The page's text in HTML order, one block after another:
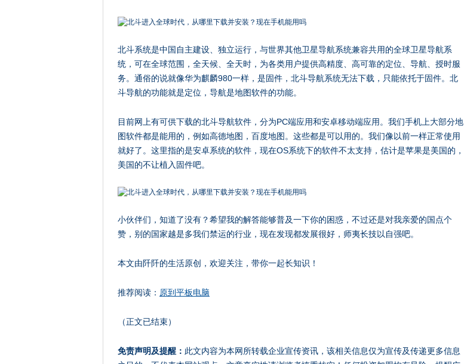
北斗系统是中国自主建设、独立运行，与世界其他卫星导航系统兼容共用的全球卫星导航系
统，可在全球范围，全天候、全天时，为各类用户提供高精度、高可靠的定位、导航、授时服
务。通俗的说就像华为麒麟980一样，是固件，北斗导航系统无法下载，只能依托于固件。北
斗导航的功能就是定位，导航是地图软件的功能。
目前网上有可供下载的北斗导航软件，分为PC端应用和安卓移动端应用。我们手机上大部分地
图软件都是能用的，例如高德地图，百度地图。这些都是可以用的。我们像以前一样正常使用
就好了。这里指的是安卓系统的软件，现在OS系统下的软件不太支持，估计是苹果是美国的，
美国的不让植入固件吧。
小伙伴们，知道了没有？希望我的解答能够普及一下你的困惑，不过还是对我亲爱的国点个
赞，别的国家越是多我们禁运的行业，现在发现都发展很好，师夷长技以自强吧。
本文由阡阡的生活原创，欢迎关注，带你一起长知识！
推荐阅读： 原到平板电脑
（正文已结束）
免责声明及提醒： 此文内容为本网所转载企业宣传资讯，该相关信息仅为宣传及传递更多信息